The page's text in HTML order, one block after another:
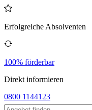
Erfolgreiche Absolventen
100% förderbar
Direkt informieren
0800 1144123